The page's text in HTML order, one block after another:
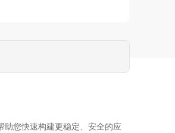
您快速构建更稳定、安全的应